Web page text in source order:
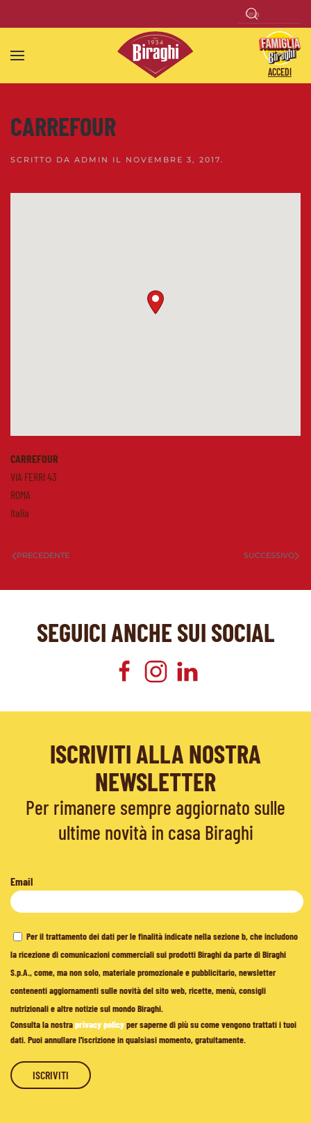
Skip to main content
ACCEDI
CARREFOUR
SCRITTO DA ADMIN IL NOVEMBRE 3, 2017.
CARREFOUR
VIA FERRI 43
ROMA
Italia
PRECEDENTE SUCCESSIVO
SEGUICI ANCHE SUI SOCIAL
ISCRIVITI ALLA NOSTRA
NEWSLETTER
Per rimanere sempre aggiornato sulle
ultime novità in casa Biraghi
Email
Per il trattamento dei dati per le finalità indicate nella sezione b, che includono
la ricezione di comunicazioni commerciali sui prodotti Biraghi da parte di Biraghi
S.p.A., come, ma non solo, materiale promozionale e pubblicitario, newsletter
contenenti aggiornamenti sulle novità del sito web, ricette, menù, consigli
nutrizionali e altre notizie sul mondo Biraghi.
Consulta la nostraprivacy policyper saperne di più su come vengono trattati i tuoi
dati. Puoi annullare l'iscrizione in qualsiasi momento, gratuitamente.